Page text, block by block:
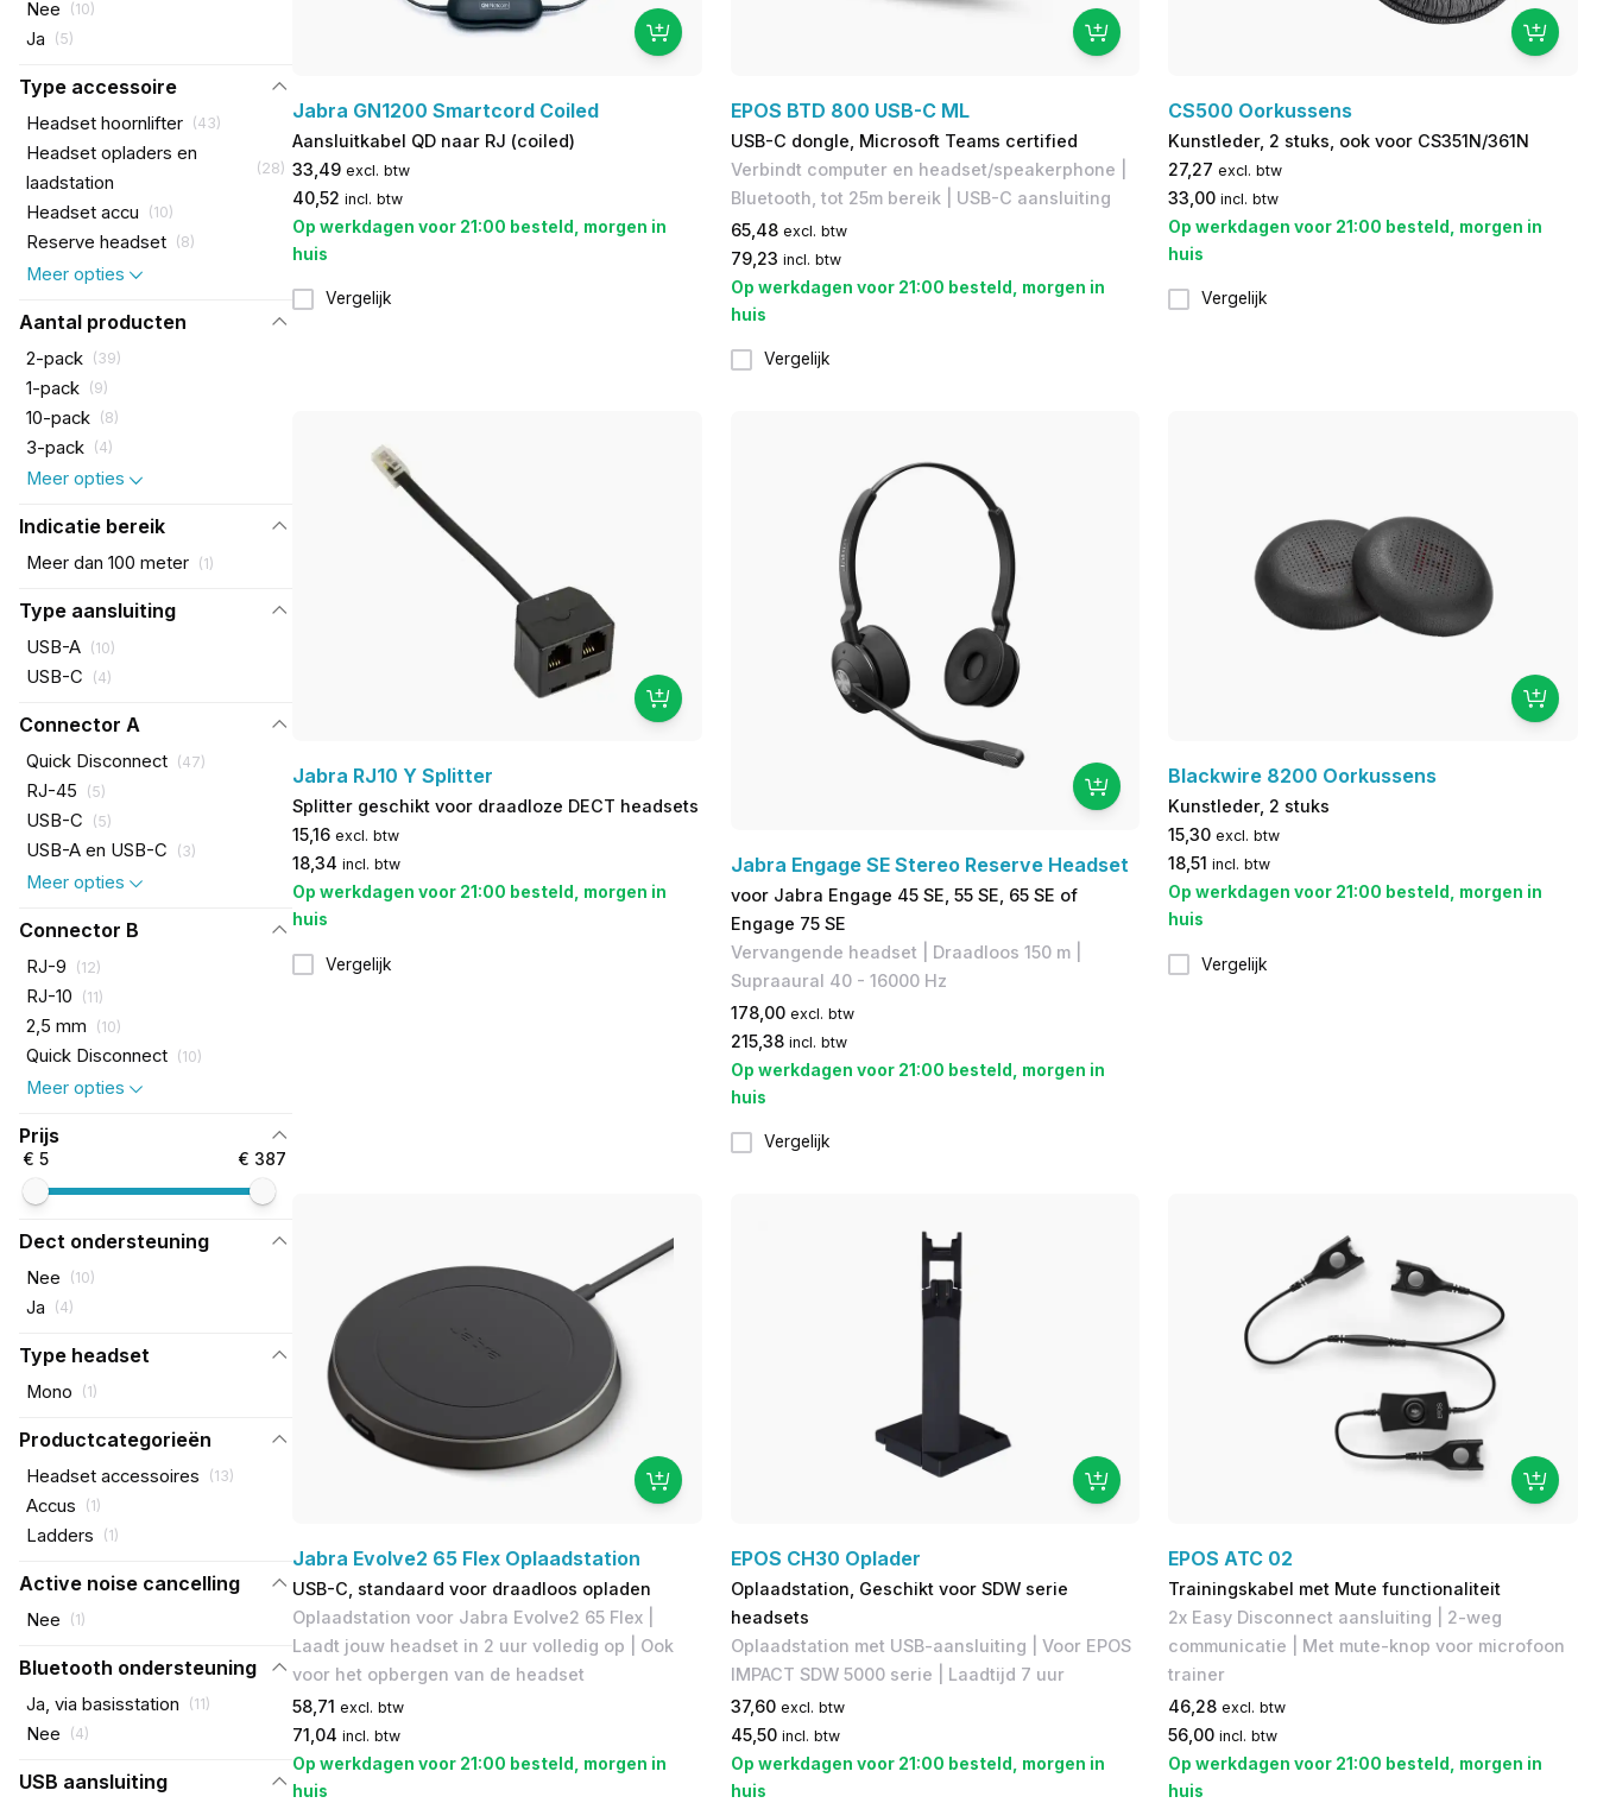
Nee (10)
Ja (5)
Type accessoire
Headset hoornlifter (43)
Headset opladers en
laadstation
(28)
Headset accu (10)
Reserve headset (8)
Meer opties
Aantal producten
2-pack (39)
1-pack (9)
10-pack (8)
3-pack (4)
Meer opties
Indicatie bereik
Meer dan 100 meter (1)
Type aansluiting
USB-A (10)
USB-C (4)
Connector A
Quick Disconnect (47)
RJ-45 (5)
USB-C (5)
USB-A en USB-C (3)
Meer opties
Connector B
RJ-9 (12)
RJ-10 (11)
2,5 mm (10)
Quick Disconnect (10)
Meer opties
Prijs
€ 5 € 387
Dect ondersteuning
Nee (10)
Ja (4)
Type headset
Mono (1)
Productcategorieën
Headset accessoires (13)
Accus (1)
Ladders (1)
Active noise cancelling
Nee (1)
Bluetooth ondersteuning
Ja, via basisstation (11)
Nee (4)
USB aansluiting
Jabra GN1200 Smartcord Coiled
Aansluitkabel QD naar RJ (coiled)
33,49 excl. btw
40,52 incl. btw
Op werkdagen voor 21:00 besteld, morgen in
huis
Vergelijk
EPOS BTD 800 USB-C ML
USB-C dongle, Microsoft Teams certified
Verbindt computer en headset/speakerphone |
Bluetooth, tot 25m bereik | USB-C aansluiting
65,48 excl. btw
79,23 incl. btw
Op werkdagen voor 21:00 besteld, morgen in
huis
Vergelijk
CS500 Oorkussens
Kunstleder, 2 stuks, ook voor CS351N/361N
27,27 excl. btw
33,00 incl. btw
Op werkdagen voor 21:00 besteld, morgen in
huis
Vergelijk
Jabra RJ10 Y Splitter
Splitter geschikt voor draadloze DECT headsets
15,16 excl. btw
18,34 incl. btw
Op werkdagen voor 21:00 besteld, morgen in
huis
Vergelijk
Jabra Engage SE Stereo Reserve Headset
voor Jabra Engage 45 SE, 55 SE, 65 SE of
Engage 75 SE
Vervangende headset | Draadloos 150 m |
Supraaural 40 - 16000 Hz
178,00 excl. btw
215,38 incl. btw
Op werkdagen voor 21:00 besteld, morgen in
huis
Vergelijk
Blackwire 8200 Oorkussens
Kunstleder, 2 stuks
15,30 excl. btw
18,51 incl. btw
Op werkdagen voor 21:00 besteld, morgen in
huis
Vergelijk
Jabra Evolve2 65 Flex Oplaadstation
USB-C, standaard voor draadloos opladen
Oplaadstation voor Jabra Evolve2 65 Flex |
Laadt jouw headset in 2 uur volledig op | Ook
voor het opbergen van de headset
58,71 excl. btw
71,04 incl. btw
Op werkdagen voor 21:00 besteld, morgen in
huis
EPOS CH30 Oplader
Oplaadstation, Geschikt voor SDW serie
headsets
Oplaadstation met USB-aansluiting | Voor EPOS
IMPACT SDW 5000 serie | Laadtijd 7 uur
37,60 excl. btw
45,50 incl. btw
Op werkdagen voor 21:00 besteld, morgen in
huis
EPOS ATC 02
Trainingskabel met Mute functionaliteit
2x Easy Disconnect aansluiting | 2-weg
communicatie | Met mute-knop voor microfoon
trainer
46,28 excl. btw
56,00 incl. btw
Op werkdagen voor 21:00 besteld, morgen in
huis